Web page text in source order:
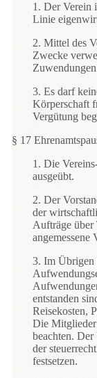
1. Der Verein
Linie
2. Mittel des
Zwecke
3. Es darf
Körperschaft
Vergütung
§ 17
1. Die
ausgeübt.
2. Der
der
Aufträge über
angemessene
3. Im Übrigen
entstanden
Reisekosten,
Die Mitglieder
beachten. Der
der
festsetzen.